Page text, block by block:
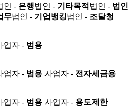
인 - 은행법인 - 기타목적 법인 - 법인
무법인 - 기업뱅킹법인 - 조달청
업자 - 범용
업자 - 범용 사업자 - 전자세금용
업자 - 범용 사업자 - 용도제한